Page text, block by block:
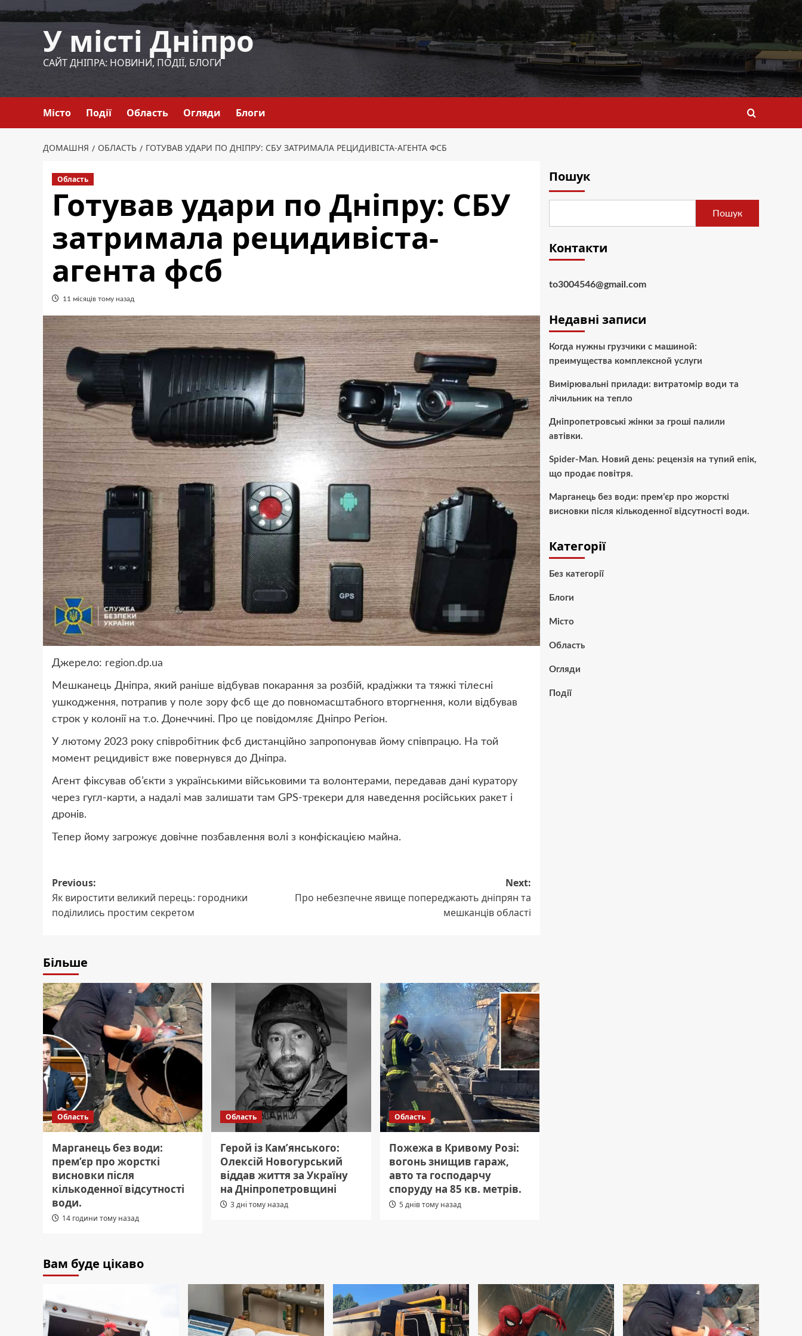
до
У місті Дніпро
САЙТ ДНІПРА: НОВИНИ, ПОДІЇ, БЛОГИ
Місто Події Область Огляди Блоги
ДОМАШНЯ ОБЛАСТЬ ГОТУВАВ УДАРИ ПО ДНІПРУ: СБУ ЗАТРИМАЛА РЕЦИДИВІСТА-АГЕНТА ФСБ
Область
Готував удари по Дніпру: СБУ
затримала рецидивіста-
агента фсб
11 місяців тому назад
Джерело: region.dp.ua
Мешканець Дніпра, який раніше відбував покарання за розбій, крадіжки та тяжкі тілесні
ушкодження, потрапив у поле зору фсб ще до повномасштабного вторгнення, коли відбував
строк у колонії на т.о. Донеччині. Про це повідомляє Дніпро Регіон.
У лютому 2023 року співробітник фсб дистанційно запропонував йому співпрацю. На той
момент рецидивіст вже повернувся до Дніпра.
Агент фіксував об’єкти з українськими військовими та волонтерами, передавав дані куратору
через гугл-карти, а надалі мав залишати там GPS-трекери для наведення російських ракет і
дронів.
Тепер йому загрожує довічне позбавлення волі з конфіскацією майна.
Post
navigation
Previous:
Як виростити великий перець: городники
поділились простим секретом
Next:
Про небезпечне явище попереджають дніпрян та
мешканців області
Більше
Область
Марганець без води:
прем’єр про жорсткі
висновки після
кількоденної відсутності
води.
14 години тому назад
Область
Герой із Кам’янського:
Олексій Новогурський
віддав життя за Україну
на Дніпропетровщині
3 дні тому назад
Область
Пожежа в Кривому Розі:
вогонь знищив гараж,
авто та господарчу
споруду на 85 кв. метрів.
5 днів тому назад
Пошук
Пошук
Контакти
to3004546@gmail.com
Недавні записи
Когда нужны грузчики с машиной:
преимущества комплексной услуги
Вимірювальні прилади: витратомір води та
лічильник на тепло
Дніпропетровські жінки за гроші палили
автівки.
Spider-Man. Новий день: рецензія на тупий епік,
що продає повітря.
Марганець без води: прем’єр про жорсткі
висновки після кількоденної відсутності води.
Категорії
Без категорії
Блоги
Місто
Область
Огляди
Події
Вам буде цікаво